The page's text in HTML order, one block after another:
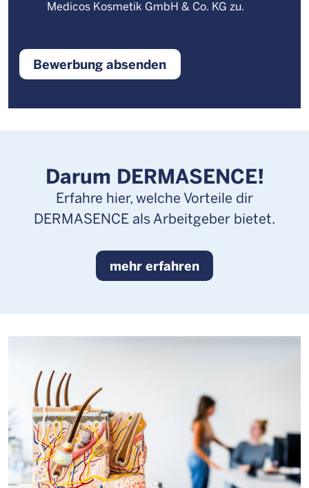
Medicos Kosmetik GmbH & Co. KG zu.
Darum DERMASENCE!
Erfahre hier, welche Vorteile dir
DERMASENCE als Arbeitgeber bietet.
mehr erfahren